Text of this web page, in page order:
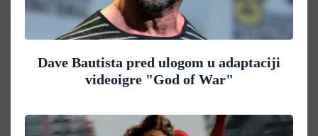
Dave Bautista pred ulogom u adaptaciji
videoigre "God of War"